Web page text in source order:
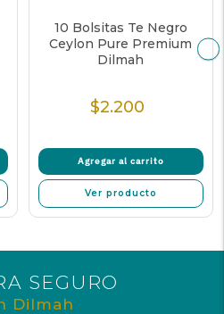
10 Bolsitas Te Negro
Ceylon Pure Premium
Dilmah
Precio
$2.200
Agregar al carrito
Ver producto
SEGURO
Dilmah